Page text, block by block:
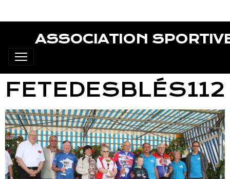
ASSOCIATION
FETEDESBLÉS112